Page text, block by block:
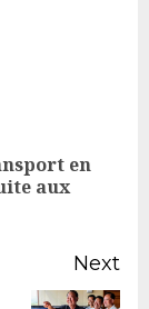
en
aux
Next